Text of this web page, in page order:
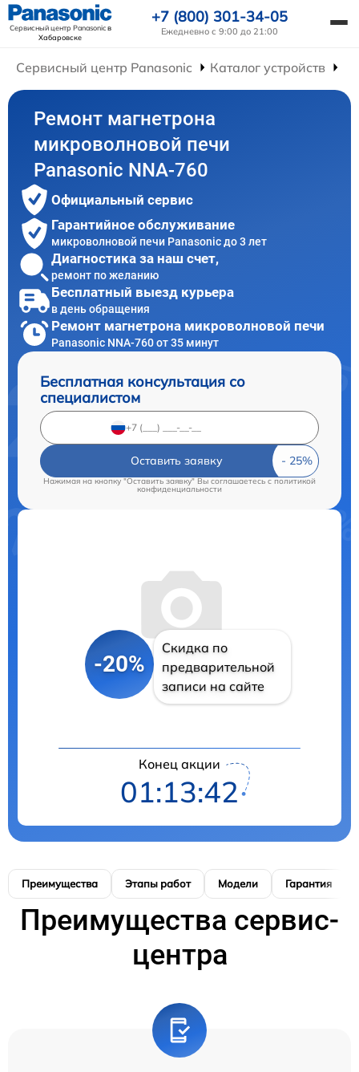
Сервисный центр Panasonicв
Хабаровске
+7 (800) 301-34-05
Ежедневно с 9:00 до 21:00
Сервисный центр Panasonic Каталог устройств
Ремонт магнетрона
микроволновой печи
Panasonic NNA-760
Официальный сервис
Гарантийное обслуживание
микроволновой печи Panasonic до 3 лет
Диагностика за наш счет,
ремонт по желанию
Бесплатный выезд курьера
в день обращения
Ремонт магнетрона микроволновой печи
Panasonic NNA-760 от 35 минут
Бесплатная консультация со
специалистом
Оставить заявку
Нажимая на кнопку "Оставить заявку" Вы соглашаетесь cполитикой
конфиденциальности
-20%
Скидка по
предварительной
записи на сайте
Конец акции
01:13:41
Преимущества Этапы работ Модели Гарантия
Преимущества сервис-
центра